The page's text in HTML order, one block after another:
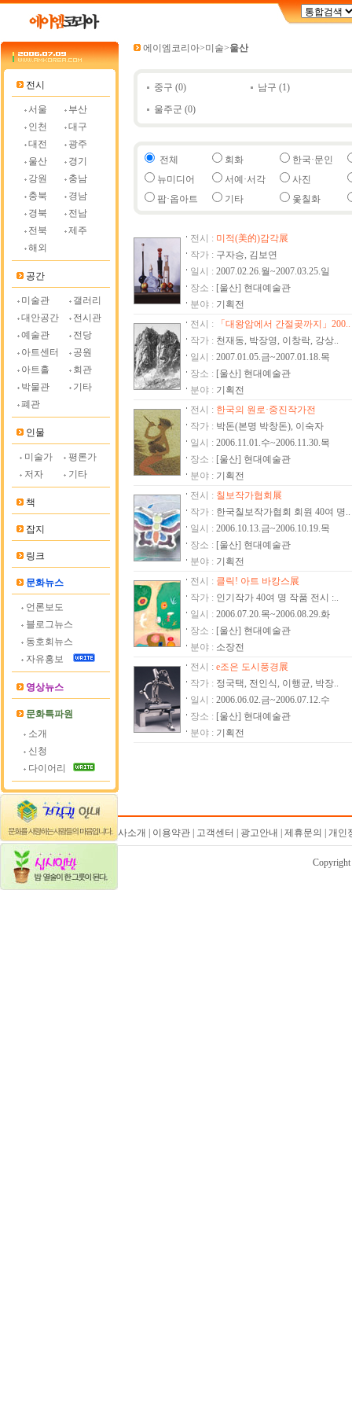
전시
서울
부산
인천
대구
대전
광주
울산
경기
강원
충남
충북
경남
경북
전남
전북
제주
해외
공간
미술관
갤러리
대안공간
전시관
예술관
전당
아트센터
공원
아트홀
회관
박물관
기타
폐관
인물
미술가
평론가
저자
기타
책
잡지
링크
문화뉴스
언론보도
블로그뉴스
동호회뉴스
자유홍보
영상뉴스
문화특파원
소개
신청
다이어리
에이엠코리아>미술>울산
중구 (0) 남구 (1)
울주군 (0)
전체 회화
한국·문인
뉴미디어
서예·서각
사진
팝·옵아트
기타 옻칠화
전시 : 미적(美的)감각展
작가 : 구자승, 김보연
일시 : 2007.02.26.월~2007.03.25.일
장소 : [울산] 현대예술관
분야 : 기획전
전시 :
「대왕암에서 간절곶까지」200..
작가 : 천재동, 박장영, 이창락, 강상..
일시 : 2007.01.05.금~2007.01.18.목
장소 : [울산] 현대예술관
분야 : 기획전
전시 : 한국의 원로·중진작가전
작가 : 박돈(본명 박창돈), 이숙자
일시 : 2006.11.01.수~2006.11.30.목
장소 : [울산] 현대예술관
분야 : 기획전
전시 : 칠보작가협회展
작가 : 한국칠보작가협회 회원 40여 명..
일시 : 2006.10.13.금~2006.10.19.목
장소 : [울산] 현대예술관
분야 : 기획전
전시 : 클릭! 아트 바캉스展
작가 : 인기작가 40여 명 작품 전시 :..
일시 : 2006.07.20.목~2006.08.29.화
장소 : [울산] 현대예술관
분야 : 소장전
전시 : e조은 도시풍경展
작가 : 정국택, 전인식, 이행균, 박장..
일시 : 2006.06.02.금~2006.07.12.수
장소 : [울산] 현대예술관
분야 : 기획전
회사소개 | 이용약관 | 고객센터 | 광고안내 | 제휴문의 | 개
Copyright